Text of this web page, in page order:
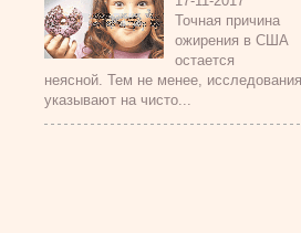
Точная причина
ожирения в США
остается
неясной. Тем не менее, исследования
указывают на чисто...